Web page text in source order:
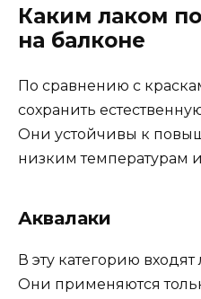
Каким лаком
на балконе
По сравнению с
сохранить
Они устойчивы к
низким температурам
Аквалаки
В эту категорию
Они применяются